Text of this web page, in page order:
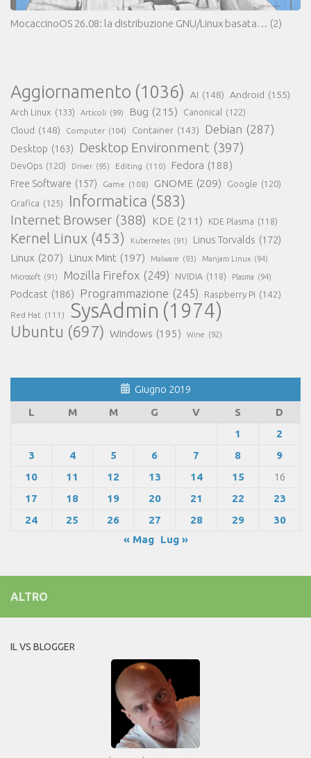
MocaccinoOS 26.08: la distribuzione GNU/Linux basata… (2)
Aggiornamento (1036) AI (148) Android (155)
Arch Linux (133) Articoli (99) Bug (215) Canonical (122)
Cloud (148) Computer (104) Container (143) Debian (287)
Desktop (163) Desktop Environment (397)
DevOps (120) Driver (95) Editing (110) Fedora (188)
Free Software (157) Game (108) GNOME (209) Google (120)
Grafica (125) Informatica (583)
Internet Browser (388) KDE (211) KDE Plasma (118)
Kernel Linux (453) Kubernetes (91) Linus Torvalds (172)
Linux (207) Linux Mint (197) Malware (93) Manjaro Linux (94)
Microsoft (91) Mozilla Firefox (249) NVIDIA (118) Plasma (94)
Podcast (186) Programmazione (245) Raspberry Pi (142)
Red Hat (111) SysAdmin (1974)
Ubuntu (697) Windows (195) Wine (92)
Giugno 2019
L
M M G V S
D
1
2
3
4 5 6 7 8
9
10
11 12 13 14 15
16
17
18 19 20 21 22
23
24
25 26 27 28 29
30
« Mag
Lug »
ALTRO
IL VS BLOGGER